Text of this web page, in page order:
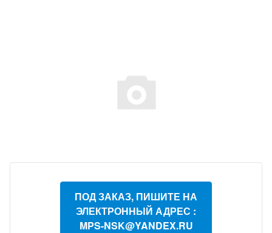
ПОД ЗАКАЗ, ПИШИТЕ НА
ЭЛЕКТРОННЫЙ АДРЕС :
MPS-NSK@YANDEX.RU